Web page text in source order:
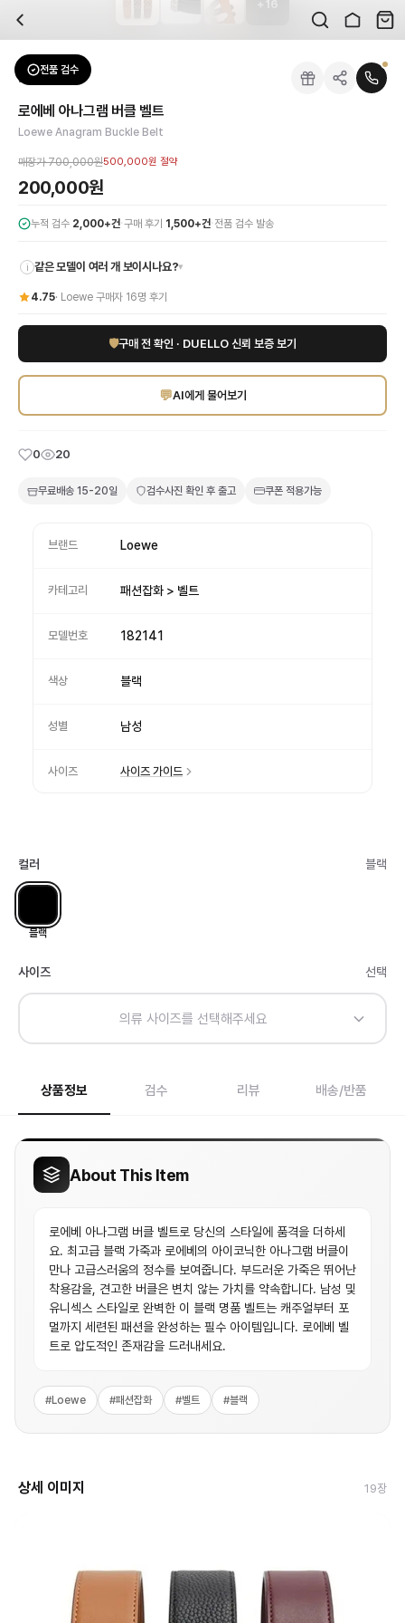
배송은 얼마나 걸리나요?
검수는 어떻게 진행되나요? 검수 사진을 받을 수 있나요?
전문 스태프가 실물 상품을 직접 확인한 후 검수 사진을 제공합니다. 가죽 재질,
교환이나 반품이 가능한가요?
수령 후 7일 이내 신청하시면 상품 하자, 사이즈 불일치, 고객 변심 모두 교환·반
쿠폰과 적립금을 함께 사용할 수 있나요?
네, 쿠폰과 적립금을 결제 시 함께 사용하실 수 있습니다. 적립금은 1,000원 이상
브랜드:
성별:남성
색상:블랙
가격:200,000 원
로에베 아나그램 버클 벨트로 당신의 스타일에 품격을 더하세요. 최고급 블랙 가
로에베 아나그램 버클 벨트
+ 16
전품 검수
Loewe벨트
로에베 아나그램 버클 벨트
Loewe Anagram Buckle Belt
매장가700,000원500,000원 절약
200,000원
누적 검수 2,000+건·구매 후기 1,500+건· 전품 검수 발송
i 같은 모델이 여러 개 보이시나요?▾
4.75· Loewe 구매자 16명 후기
🛡구매 전 확인 · DUELLO 신뢰 보증 보기
💬AI에게 물어보기
0 20
무료배송 15-20일 검수사진 확인 후 출고 쿠폰 적용가능
브랜드 Loewe
카테고리 패션잡화 > 벨트
모델번호 182141
색상 블랙
성별 남성
사이즈 사이즈 가이드
컬러 블랙
블랙
사이즈 선택
의류 사이즈를 선택해주세요
상품정보 검수 리뷰 배송/반품
About This Item
로에베 아나그램 버클 벨트로 당신의 스타일에 품격을 더하세
요. 최고급 블랙 가죽과 로에베의 아이코닉한 아나그램 버클이
만나 고급스러움의 정수를 보여줍니다. 부드러운 가죽은 뛰어난
착용감을, 견고한 버클은 변치 않는 가치를 약속합니다. 남성 및
유니섹스 스타일로 완벽한 이 블랙 명품 벨트는 캐주얼부터 포
멀까지 세련된 패션을 완성하는 필수 아이템입니다. 로에베 벨
트로 압도적인 존재감을 드러내세요.
#Loewe #패션잡화 #벨트 #블랙
상세 이미지 19장